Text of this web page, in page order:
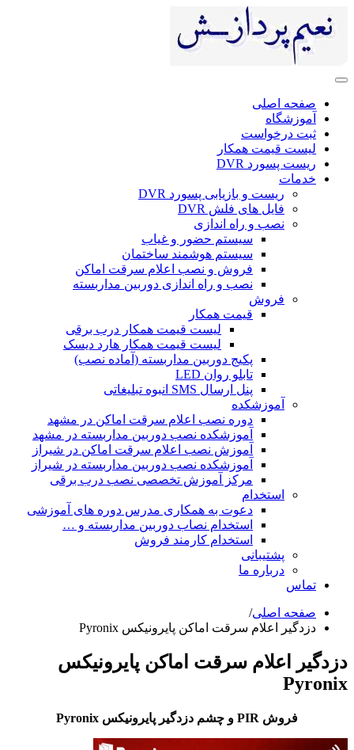
صفحه اصلی
آموزشگاه
ثبت درخواست
لیست قیمت همکار
ریست پسورد DVR
خدمات
ریست و بازیابی پسورد DVR
فایل های فلش DVR
نصب و راه اندازی
سیستم حضور و غیاب
سیستم هوشمند ساختمان
فروش و نصب اعلام سرقت اماکن
نصب و راه اندازی دوربین مداربسته
فروش
قیمت همکار
لیست قیمت همکار درب برقی
لیست قیمت همکار هارد دیسک
پکیج دوربین مداربسته (آماده نصب)
تابلو روان LED
پنل ارسال SMS انبوه تبلیغاتی
آموزشکده
دوره نصب اعلام سرقت اماکن در مشهد
آموزشکده نصب دوربین مداربسته در مشهد
آموزش نصب اعلام سرقت اماکن در شیراز
آموزشکده نصب دوربین مداربسته در شیراز
مرکز آموزش تخصصی نصب درب برقی
استخدام
دعوت به همکاری مدرس دوره های آموزشی
استخدام نصاب دوربین مداربسته و …
استخدام کارمند فروش
پشتیبانی
درباره ما
تماس
صفحه اصلی/
دزدگیر اعلام سرقت اماکن پایرونیکس Pyronix
دزدگیر اعلام سرقت اماکن پایرونیکس
Pyronix
فروش PIR و چشم دزدگیر پایرونیکس Pyronix